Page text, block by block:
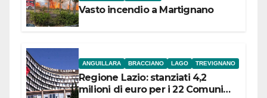
Vasto incendio a Martignano
ANGUILLARA BRACCIANO LAGO TREVIGNANO
Regione Lazio: stanziati 4,2
milioni di euro per i 22 Comuni